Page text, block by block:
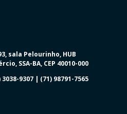
sala Pelourinho, HUB
SSA-BA, CEP 40010-000
9307 | (71) 98791-7565